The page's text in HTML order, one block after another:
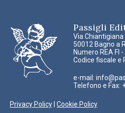
Passigli
Via Chiantigiana
50012 Bagno a
Numero REA FI
Codice fiscale e
e-mail:
Telefono e Fax:
Privacy Policy Cookie Policy